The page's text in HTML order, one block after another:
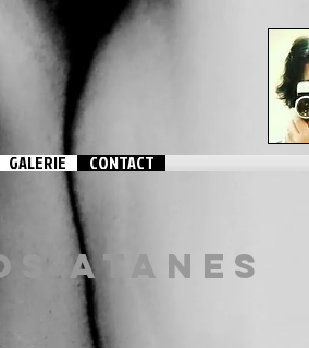
GALERIE CONTACT
ATANES